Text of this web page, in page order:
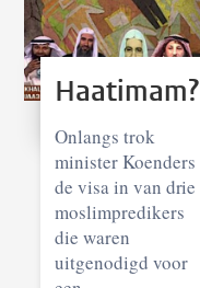
Haatimam?
Onlangs trok
minister Koenders
de visa in van drie
moslimpredikers
die waren
uitgenodigd voor